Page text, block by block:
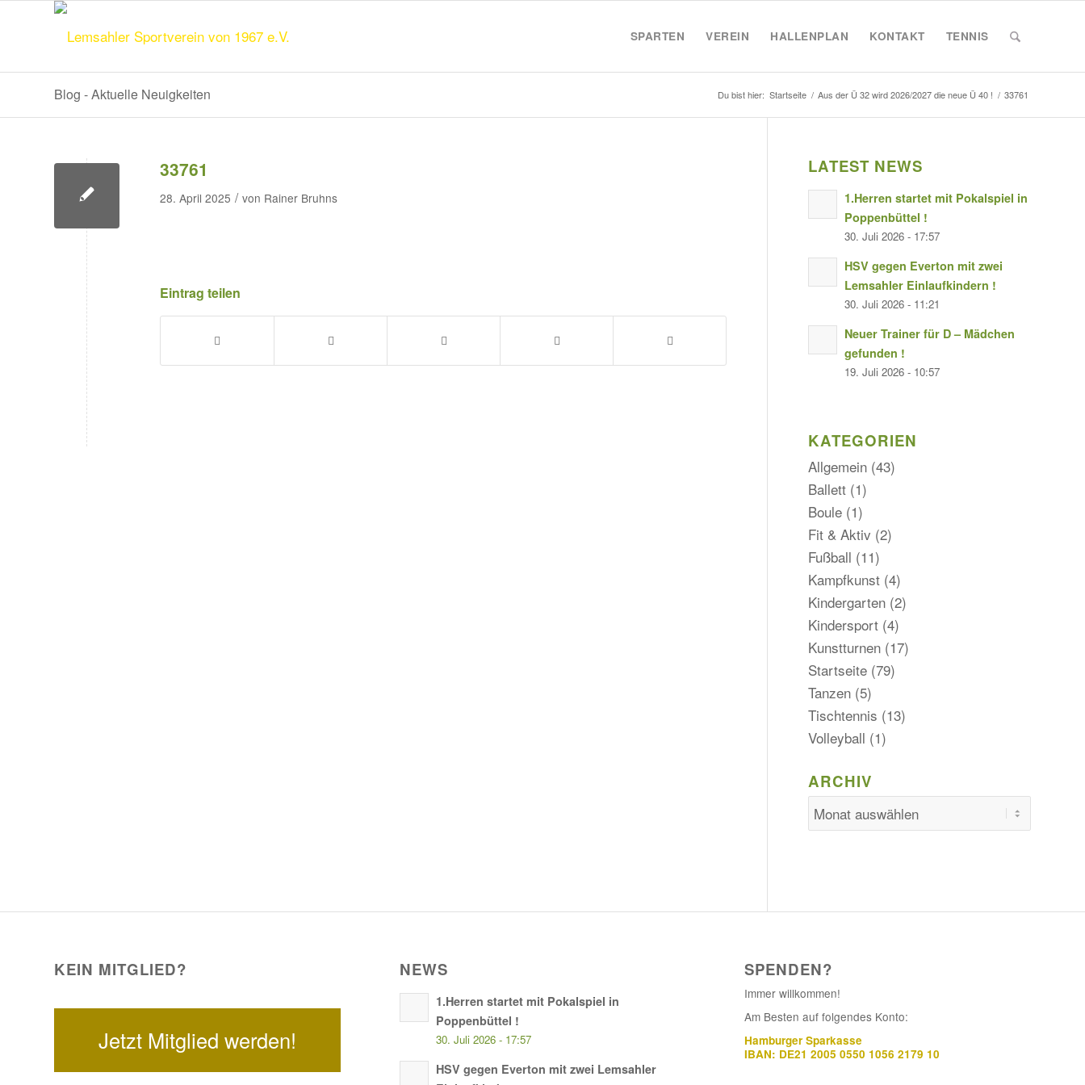
SPARTEN VEREIN HALLENPLAN KONTAKT TENNIS
Blog - Aktuelle Neuigkeiten Du bist hier: Startseite / Aus der Ü 32 wird 2026/2027 die neue Ü 40 ! / 33761
33761
28. April 2025 / von Rainer Bruhns
Eintrag teilen
LATEST NEWS
1.Herren startet mit Pokalspiel in
Poppenbüttel !
30. Juli 2026 - 17:57
HSV gegen Everton mit zwei
Lemsahler Einlaufkindern !
30. Juli 2026 - 11:21
Neuer Trainer für D – Mädchen
gefunden !
19. Juli 2026 - 10:57
KATEGORIEN
Allgemein (43)
Ballett (1)
Boule (1)
Fit & Aktiv (2)
Fußball (11)
Kampfkunst (4)
Kindergarten (2)
Kindersport (4)
Kunstturnen (17)
Startseite (79)
Tanzen (5)
Tischtennis (13)
Volleyball (1)
ARCHIV
KEIN MITGLIED?
Jetzt Mitglied werden!
NEWS
1.Herren startet mit Pokalspiel in
Poppenbüttel !
30. Juli 2026 - 17:57
HSV gegen Everton mit zwei Lemsahler
SPENDEN?
Immer willkommen!
Am Besten auf folgendes Konto:
Hamburger Sparkasse
IBAN: DE21 2005 0550 1056 2179 10